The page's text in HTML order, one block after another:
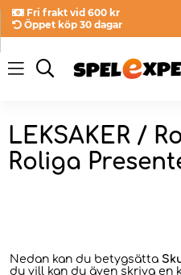
Fri frakt vid 600 kr
Öppet köp 30 dagar
LEKSAKER /
Roliga
Nedan kan du betygsätta
du vill kan du även skriva